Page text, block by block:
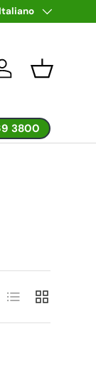
Lingua
Italiano
Accedi Cestino
3800
ElencoGriglia